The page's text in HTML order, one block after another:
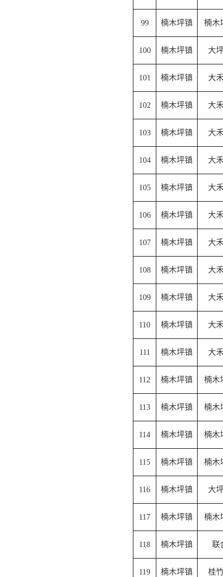
99 楠木坪镇 楠木
100 楠木坪镇 大
101 楠木坪镇 大
102 楠木坪镇 大
103 楠木坪镇 大
104 楠木坪镇 大
105 楠木坪镇 大
106 楠木坪镇 大
107 楠木坪镇 大
108 楠木坪镇 大
109 楠木坪镇 大
110 楠木坪镇 大
111 楠木坪镇 大
112 楠木坪镇 楠木
113 楠木坪镇 楠木
114 楠木坪镇 楠木
115 楠木坪镇 楠木
116 楠木坪镇 大
117 楠木坪镇 楠木
118 楠木坪镇 联
119 楠木坪镇 桂